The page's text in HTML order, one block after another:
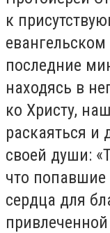
к
последние
находясь в
ко Христу,
раскаяться и
своей души:
что
сердца для